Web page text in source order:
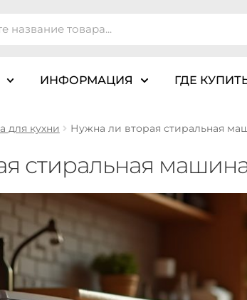
ИНФОРМАЦИЯ ГДЕ
для кухни Нужна ли вторая стиральная
стиральная